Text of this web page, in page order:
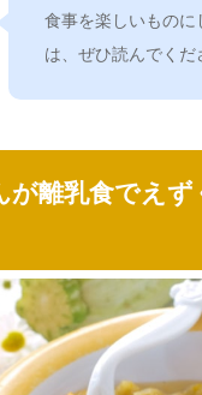
食事を楽しいものに
は、ぜひ読んでくだ
が離乳食でえず